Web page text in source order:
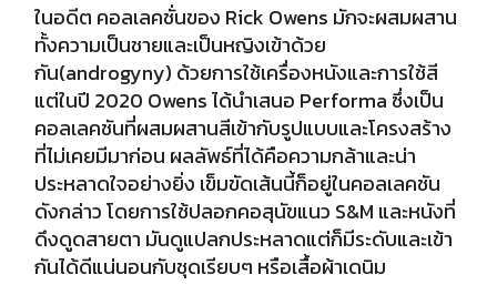
ในอดีต คอลเลคชั่นของ Rick Owens มักจะผสมผสาน
ทั้งความเป็นชายและเป็นหญิงเข้าด้วย
กัน(androgyny) ด้วยการใช้เครื่องหนังและการใช้สี
แต่ในปี 2020 Owens ได้นำเสนอ Performa ซึ่งเป็น
คอลเลคชันที่ผสมผสานสีเข้ากับรูปแบบและโครงสร้าง
ที่ไม่เคยมีมาก่อน ผลลัพธ์ที่ได้คือความกล้าและน่า
ประหลาดใจอย่างยิ่ง เข็มขัดเส้นนี้ก็อยู่ในคอลเลคชัน
ดังกล่าว โดยการใช้ปลอกคอสุนัขแนว S&M และหนังที่
ดึงดูดสายตา มันดูแปลกประหลาดแต่ก็มีระดับและเข้า
กันได้ดีแน่นอนกับชุดเรียบๆ หรือเสื้อผ้าเดนิม